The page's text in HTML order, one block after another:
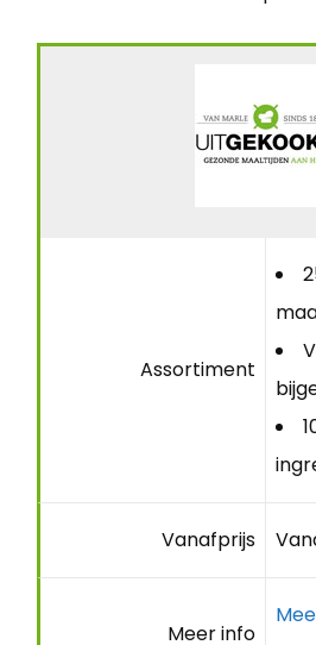
Assortiment
Vanafprijs
Meer info